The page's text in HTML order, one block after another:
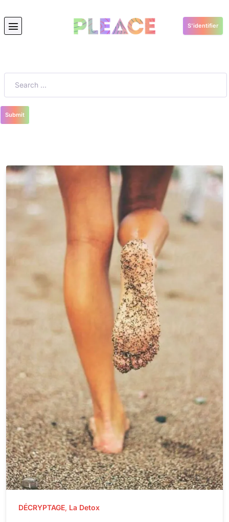
S'identifier
Submit
DÉCRYPTAGE, La Detox